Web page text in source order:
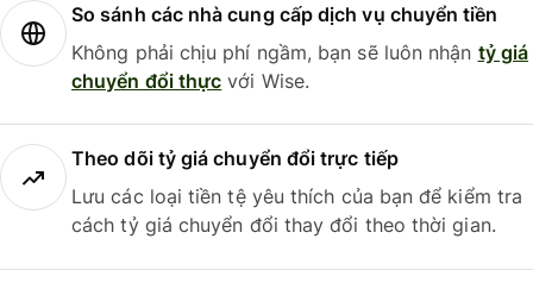
So sánh các nhà cung cấp dịch vụ chuyển tiền
Không phải chịu phí ngầm, bạn sẽ luôn nhận tỷ giá
chuyển đổi thực với Wise.
Theo dõi tỷ giá chuyển đổi trực tiếp
Lưu các loại tiền tệ yêu thích của bạn để kiểm tra
cách tỷ giá chuyển đổi thay đổi theo thời gian.